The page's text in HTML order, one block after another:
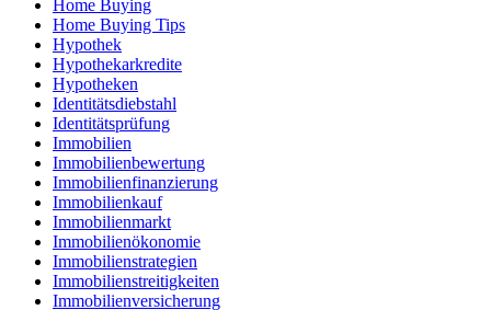
Home Buying
Home Buying Tips
Hypothek
Hypothekarkredite
Hypotheken
Identitätsdiebstahl
Identitätsprüfung
Immobilien
Immobilienbewertung
Immobilienfinanzierung
Immobilienkauf
Immobilienmarkt
Immobilienökonomie
Immobilienstrategien
Immobilienstreitigkeiten
Immobilienversicherung